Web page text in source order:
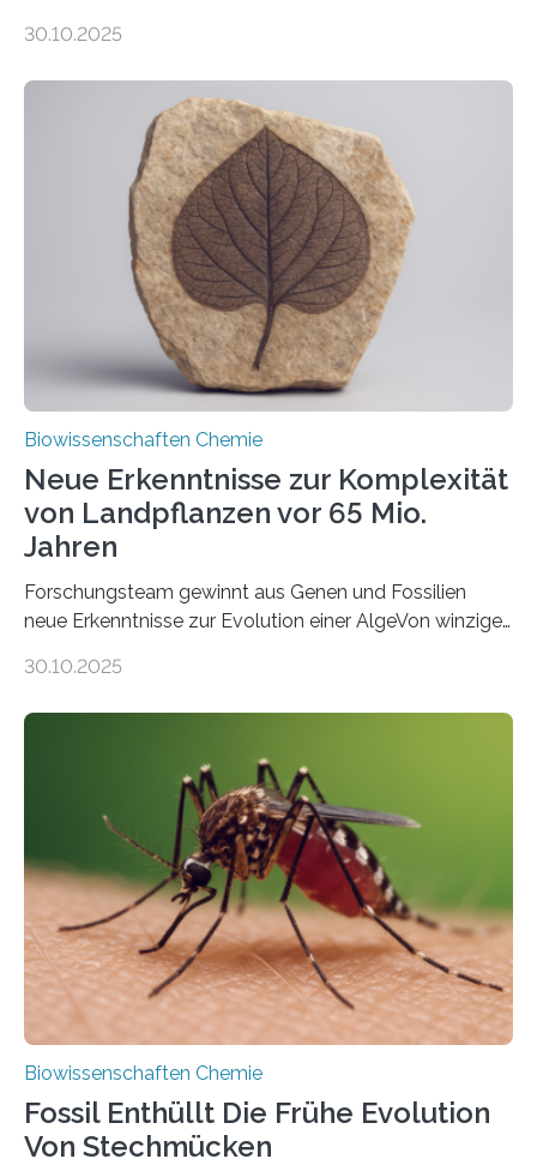
erfüllen können, müssen zahlreiche Enzyme präzise in
der Ruhr-Universität Bochum um Prof. Dr. Ralf Erdmann
und Dr. Ismaila Francis Yusuf hat nun einen bislang
unbekannten Qualitätskontrollmechanismus des
peroxisomalen Proteintransports in der Bäckerhefe
Saccharomyces cerevisiae entdeckt, der für die
Funktionsfähigkeit der Organellen entscheidend ist. Die
Studie wurde am 28. Oktober 2025 in der
Fachzeitschrift…
30.10.2025
Biowissenschaften Chemie
Neue Erkenntnisse zur Komplexität
von Landpflanzen vor 65 Mio.
Jahren
Forschungsteam gewinnt aus Genen und Fossilien
neue Erkenntnisse zur Evolution einer AlgeVon winzigen
Landpflanzen zählen zu den komplexesten
Grünalgen, die vor Hunderten von Millionen Jahren
lebten. Unter den Vorfahren sticht eine Gruppe heraus,
die noch heute in der Natur vorkommt: die
Süßwasseralge Coleochaetophyceae. Einige Arten
dieser Gruppe bilden aus Zellfäden dichte Geflechte
mit scheibenförmiger Gestalt. Was auffällig ist: Die
nächsten…
30.10.2025
Biowissenschaften Chemie
Fossil Enthüllt Die Frühe Evolution
Von Stechmücken